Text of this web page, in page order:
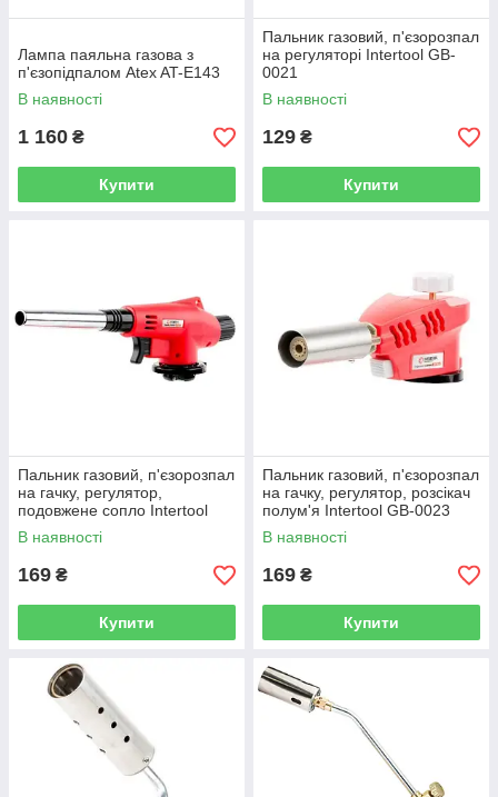
Лампа паяльна газова з
п'єзопідпалом Atex AT-E143
В наявності
1 160 ₴
Купити
Пальник газовий, п'єзорозпал
на регуляторі Intertool GB-
0021
В наявності
129 ₴
Купити
Пальник газовий, п'єзорозпал
на гачку, регулятор,
подовжене сопло Intertool
GB-0022
В наявності
169 ₴
Купити
Пальник газовий, п'єзорозпал
на гачку, регулятор, розсікач
полум'я Intertool GB-0023
В наявності
169 ₴
Купити